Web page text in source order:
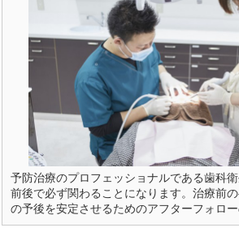
予防治療のプロフェッショナルである歯科
前後で必ず関わることになります。治療前
の予後を安定させるためのアフターフォロー